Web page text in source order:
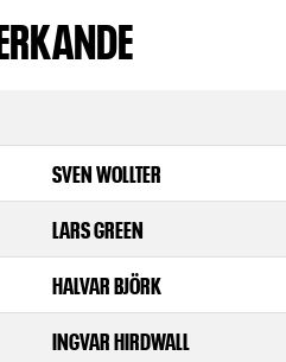
SVEN WOLLTER
LARS GREEN
HALVAR BJÖRK
INGVAR HIRDWALL